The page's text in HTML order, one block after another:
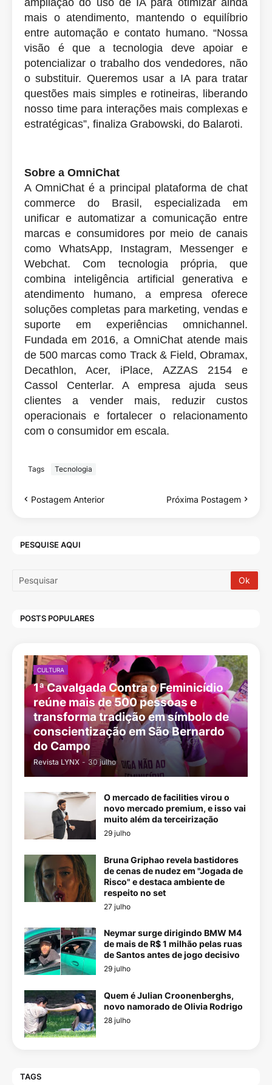
mais o atendimento, mantendo o equilíbrio
entre automação e contato humano. “Nossa
visão é que a tecnologia deve apoiar e
potencializar o trabalho dos vendedores, não
o substituir. Queremos usar a IA para tratar
questões mais simples e rotineiras, liberando
nosso time para interações mais complexas e
estratégicas”, finaliza Grabowski, do Balaroti.
Sobre a OmniChat
A OmniChat é a principal plataforma de chat
commerce do Brasil, especializada em
unificar e automatizar a comunicação entre
marcas e consumidores por meio de canais
como WhatsApp, Instagram, Messenger e
Webchat. Com tecnologia própria, que
combina inteligência artificial generativa e
atendimento humano, a empresa oferece
soluções completas para marketing, vendas e
suporte em experiências omnichannel.
Fundada em 2016, a OmniChat atende mais
de 500 marcas como Track & Field, Obramax,
Decathlon, Acer, iPlace, AZZAS 2154 e
Cassol Centerlar. A empresa ajuda seus
clientes a vender mais, reduzir custos
operacionais e fortalecer o relacionamento
com o consumidor em escala.
Tags Tecnologia
Postagem Anterior Próxima Postagem
PESQUISE AQUI
POSTS POPULARES
CULTURA
1ª Cavalgada Contra o Feminicídio
reúne mais de 500 pessoas e
transforma tradição em símbolo de
conscientização em São Bernardo
do Campo
Revista LYNX - 30 julho
O mercado de facilities virou o
novo mercado premium, e isso vai
muito além da terceirização
29 julho
Bruna Griphao revela bastidores
de cenas de nudez em "Jogada de
Risco" e destaca ambiente de
respeito no set
27 julho
Neymar surge dirigindo BMW M4
de mais de R$ 1 milhão pelas ruas
de Santos antes de jogo decisivo
29 julho
Quem é Julian Croonenberghs,
novo namorado de Olivia Rodrigo
28 julho
TAGS